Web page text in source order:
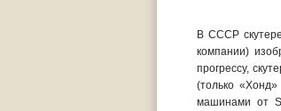
В СССР
компании)
прогрессу,
(только
машинами от